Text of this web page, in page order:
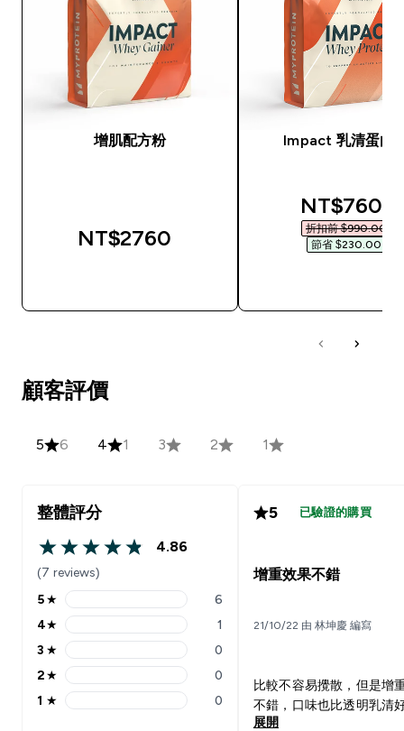
增肌配方粉
NT$2760‎
Impact 乳清蛋白
NT$760‎
折扣前 $990.00‎
節省 $230.00‎
顧客評價
5 6 4 1 3 2 1
整體評分
4.86 out of 5 stars
4.86
(7 reviews)
5 stars rating 6 reviews
5★ 6
4 stars rating 1 reviews
4★ 1
3 stars rating 0 reviews
3 ★ 0
2 stars rating 0 reviews
2★ 0
1 stars rating 0 reviews
1 ★ 0
5 已驗證的購買
增重效果不錯
21/10/22 由 林坤慶 編寫
比較不容易攪散，但是增
不錯，口味也比透明乳清
展開